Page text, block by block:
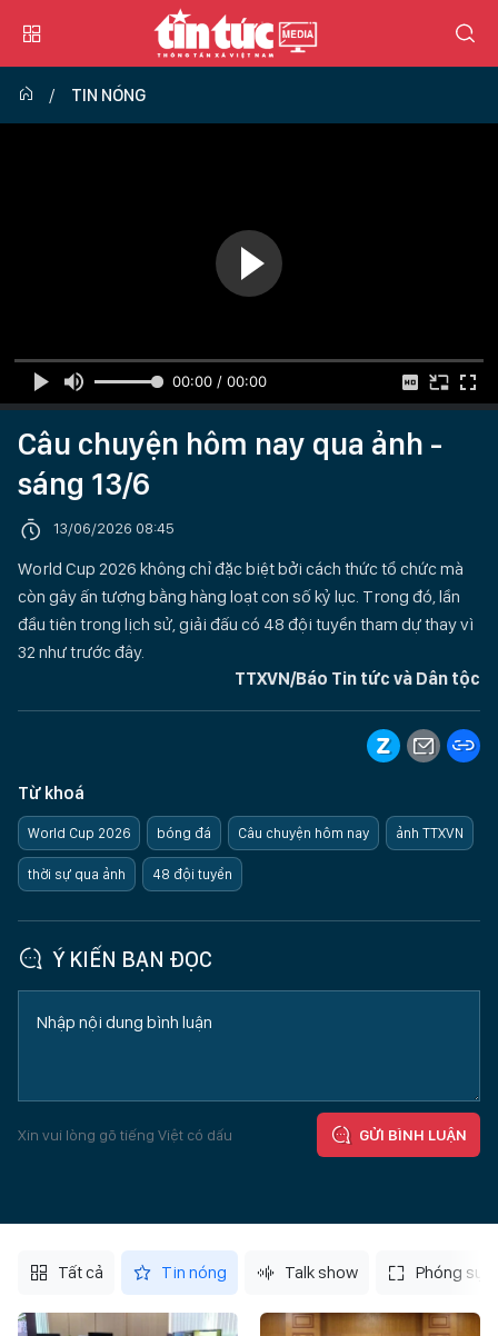
TIN NÓNG
00:00 / 00:00
Câu chuyện hôm nay qua ảnh -
sáng 13/6
13/06/2026 08:45
World Cup 2026 không chỉ đặc biệt bởi cách thức tổ chức mà
còn gây ấn tượng bằng hàng loạt con số kỷ lục. Trong đó, lần
đầu tiên trong lịch sử, giải đấu có 48 đội tuyển tham dự thay vì
32 như trước đây.
TTXVN/Báo Tin tức và Dân tộc
Từ khoá
World Cup 2026 bóng đá Câu chuyện hôm nay ảnh TTXVN
thời sự qua ảnh 48 đội tuyển
Ý KIẾN BẠN ĐỌC
Xin vui lòng gõ tiếng Việt có dấu GỬI BÌNH LUẬN
Tất cả Tin nóng Talk show Phóng sự